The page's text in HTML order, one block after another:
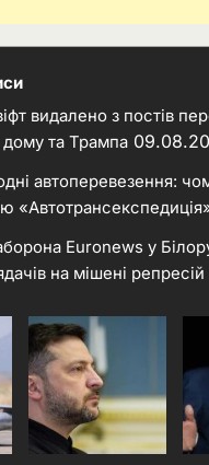
видалено з постів
дому та Трампа
автоперевезення:
Euronews у
на мішені репресій